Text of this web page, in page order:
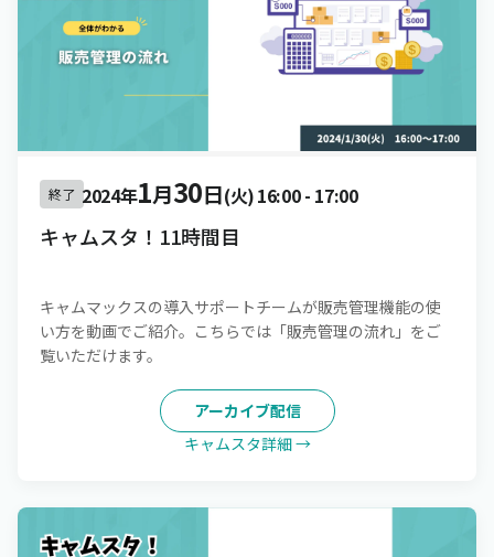
終了 2024年1月30日(火)16:00- 17:00
キャムスタ！11時間目
キャムマックスの導入サポートチームが販売管理機能の使
い方を動画でご紹介。こちらでは「販売管理の流れ」をご
覧いただけます。
アーカイブ配信
キャムスタ詳細 →